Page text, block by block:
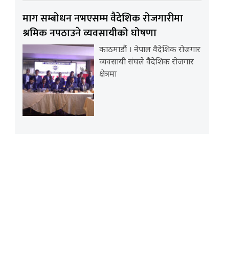
माग सम्बोधन नभएसम्म वैदेशिक रोजगारीमा
श्रमिक नपठाउने व्यवसायीको घोषणा
काठमाडौंं । नेपाल वैदेशिक रोजगार
व्यवसायी संघले वैदेशिक रोजगार
क्षेत्रमा